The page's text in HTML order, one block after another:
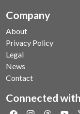
Company
About
Privacy Policy
Legal
News
Contact
Connected